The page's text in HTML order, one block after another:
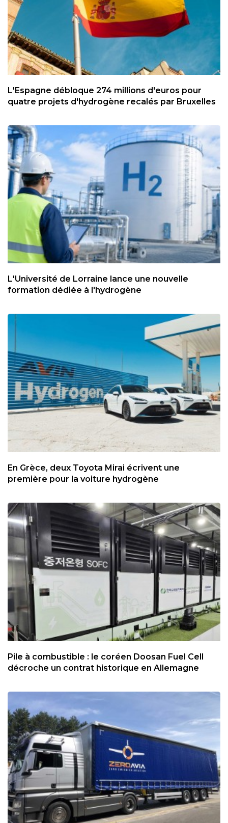
L'Espagne débloque 274 millions d'euros pour
quatre projets d'hydrogène recalés par Bruxelles
L'Université de Lorraine lance une nouvelle
formation dédiée à l'hydrogène
En Grèce, deux Toyota Mirai écrivent une
première pour la voiture hydrogène
Pile à combustible : le coréen Doosan Fuel Cell
décroche un contrat historique en Allemagne